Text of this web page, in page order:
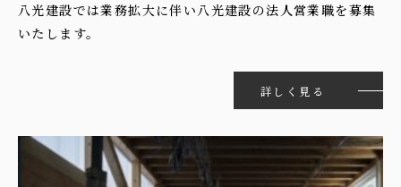
八光建設では業務拡大に伴い八光建設の法人営業職を募集
いたします。
詳しく見る